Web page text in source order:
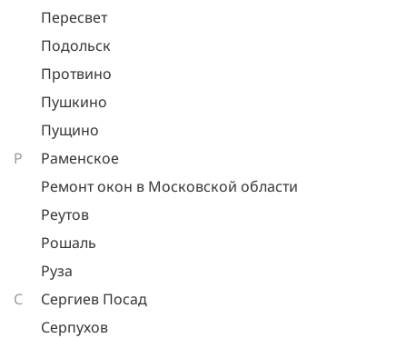
Пересвет
Подольск
Протвино
Пушкино
Пущино
Р
Раменское
Ремонт окон в Московской области
Реутов
Рошаль
Руза
С
Сергиев Посад
Серпухов